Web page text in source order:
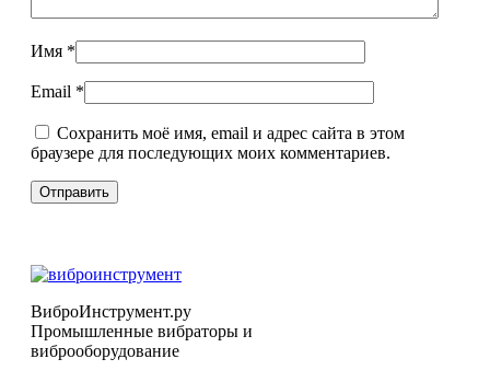
Имя *
Email *
Сохранить моё имя, email и адрес сайта в этом
браузере для последующих моих комментариев.
ВиброИнструмент.ру
Промышленные вибраторы и
виброоборудование